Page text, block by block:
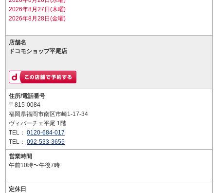
2026年8月27日(木曜)
2026年8月28日(金曜)
店舗名
ドコモショップ平尾店
住所/電話番号
〒815-0084
福岡県福岡市南区市崎1-17-34
ヴィバーチェ平尾 1階
TEL： 0120-684-017
TEL： 092-533-3655
営業時間
午前10時〜午後7時
定休日